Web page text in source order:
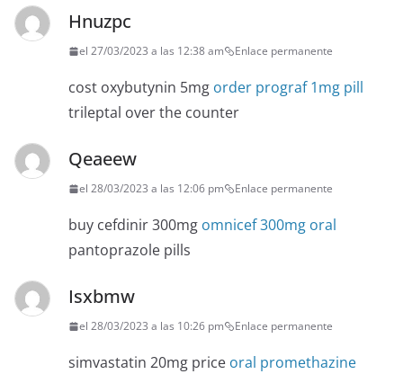
Hnuzpc
el 27/03/2023 a las 12:38 am Enlace permanente
cost oxybutynin 5mg order prograf 1mg pill
trileptal over the counter
Qeaeew
el 28/03/2023 a las 12:06 pm Enlace permanente
buy cefdinir 300mg omnicef 300mg oral
pantoprazole pills
Isxbmw
el 28/03/2023 a las 10:26 pm Enlace permanente
simvastatin 20mg price oral promethazine